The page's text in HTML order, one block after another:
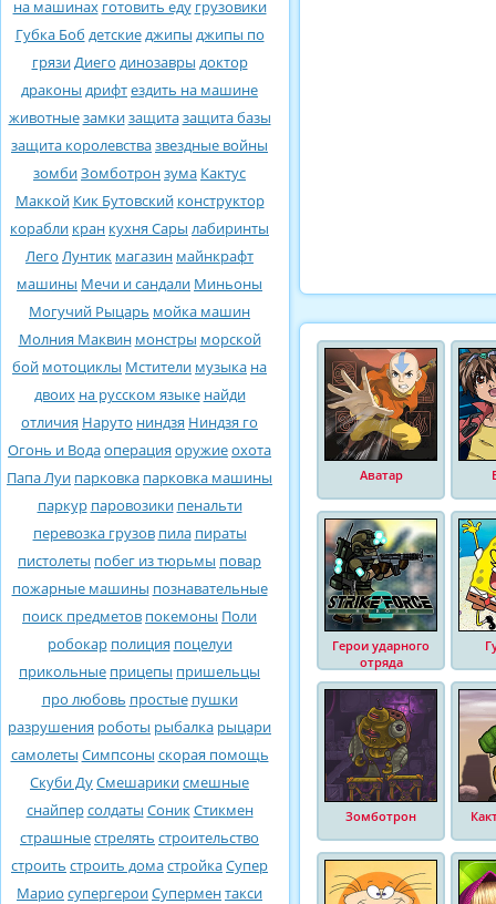
на машинах готовить еду грузовики
Губка Боб детскиеджипы джипы по
грязиДиего динозавры доктор
драконы дрифтездить на машине
животныезамкизащитазащита базы
защита королевствазвездные войны
зомбиЗомботронзума Кактус
Маккой Кик Бутовский конструктор
корабли кран кухня Сары лабиринты
Лего Лунтик магазин майнкрафт
машины Мечи и сандали Миньоны
Могучий Рыцарь мойка машин
Молния Маквин монстры морской
бой мотоциклы Мстители музыка на
двоих на русском языке найди
отличия Наруто ниндзя Ниндзя го
Огонь и Водаоперация оружиеохота
Папа Луи парковка парковка машины
паркур паровозики пенальти
перевозка грузов пила пираты
пистолеты побег из тюрьмы повар
пожарные машины познавательные
поиск предметов покемоны Поли
робокар полиция поцелуи
прикольные прицепы пришельцы
про любовь простые пушки
разрушения роботы рыбалка рыцари
самолеты Симпсоны скорая помощь
Скуби ДуСмешарикисмешные
снайперсолдаты СоникСтикмен
страшныестрелять строительство
строить строить домастройкаСупер
Марио супергероиСуперментакси
Аватар
Герои ударного
отряда
Зомботрон